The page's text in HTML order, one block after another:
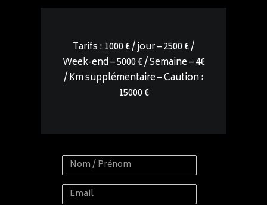
Tarifs : 1000 € / jour – 2500 € /
Week-end – 5000 € / Semaine – 4€
/ Km supplémentaire – Caution :
15000 €
Nom
/
Prénom
Email